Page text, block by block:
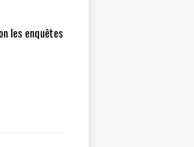
les enquêtes